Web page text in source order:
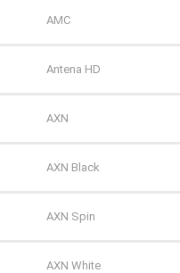
Polsat 2
Super Polsat
Tele 5
TV 4
TV 6
TV Puls
AMC
Antena HD
AXN
AXN Black
AXN Spin
AXN White